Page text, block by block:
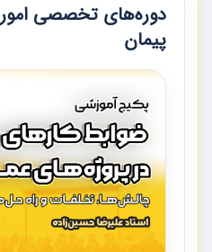
دوره‌های تخصصی امور
پیمان